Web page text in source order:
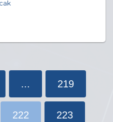
... 219
222 223